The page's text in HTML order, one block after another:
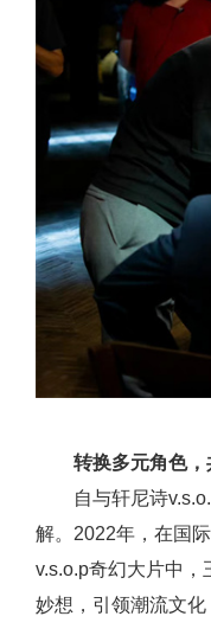
转换多元角色
自与轩尼诗
解。2022年，在国
v.s.o.p奇幻大片中
妙想，引领潮流文